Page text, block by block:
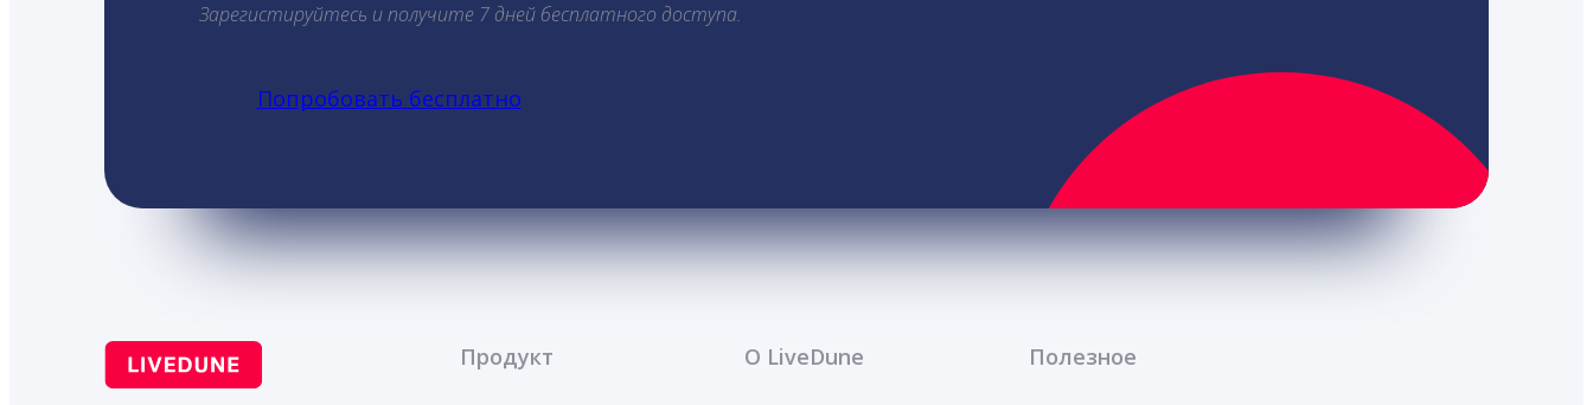
Зарегистируйтесь и получите 7 дней бесплатного доступа.
Попробовать бесплатно
Продукт О LiveDune Полезное